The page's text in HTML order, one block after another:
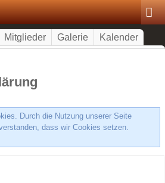
Mitglieder Galerie Kalender
Durch die Nutzung unserer Seite
dass wir Cookies setzen.